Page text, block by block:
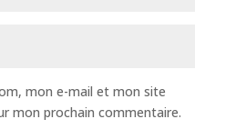
mon e-mail et mon site
mon prochain commentaire.